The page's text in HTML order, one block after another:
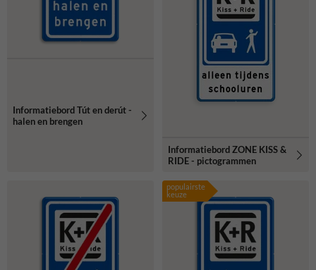
Informatiebord Tút en derút -
halen en brengen
Informatiebord ZONE KISS &
RIDE - pictogrammen
populairste
keuze